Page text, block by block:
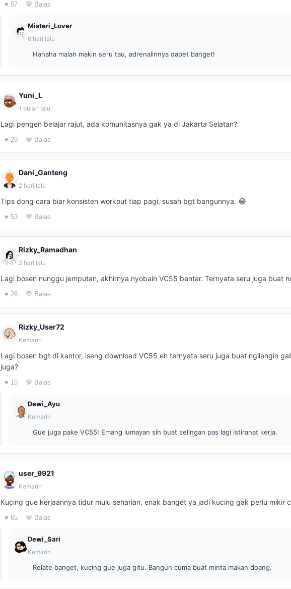
♥ 57 💬 Balas
Misteri_Lover
6 hari lalu
Hahaha malah makin seru tau, adrenalinnya dapet banget!
Yuni_L
1 bulan lalu
Lagi pengen belajar rajut, ada komunitasnya gak ya di Jakarta Selatan?
♥ 28 💬 Balas
Dani_Ganteng
2 hari lalu
Tips dong cara biar konsisten workout tiap pagi, susah bgt bangunnya. 😂
♥ 53 💬 Balas
Rizky_Ramadhan
2 hari lalu
Lagi bosen nunggu jemputan, akhirnya nyobain VC55 bentar. Ternyata seru juga buat
♥ 26 💬 Balas
Rizky_User72
Kemarin
Lagi bosen bgt di kantor, iseng download VC55 eh ternyata seru juga buat ngilangin
juga?
♥ 15 💬 Balas
Dewi_Ayu
Kemarin
Gue juga pake VC55! Emang lumayan sih buat selingan pas lagi istirahat kerja.
user_9921
Kemarin
Kucing gue kerjaannya tidur mulu seharian, enak banget ya jadi kucing gak perlu mikir
♥ 65 💬 Balas
Dewi_Sari
Kemarin
Relate banget, kucing gue juga gitu. Bangun cuma buat minta makan doang.